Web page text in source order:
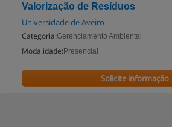
Valorização de Resíduos
Universidade de Aveiro
Categoria:Gerenciamento Ambiental
Modalidade: Presencial
Solicite informação